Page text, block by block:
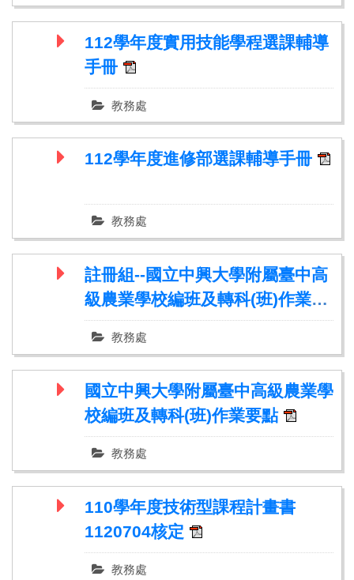
112學年度實用技能學程選課輔導
手冊
教務處
112學年度進修部選課輔導手冊
教務處
註冊組--國立中興大學附屬臺中高
級農業學校編班及轉科(班)作業要
點
教務處
國立中興大學附屬臺中高級農業學
校編班及轉科(班)作業要點
教務處
110學年度技術型課程計畫書
1120704核定
教務處